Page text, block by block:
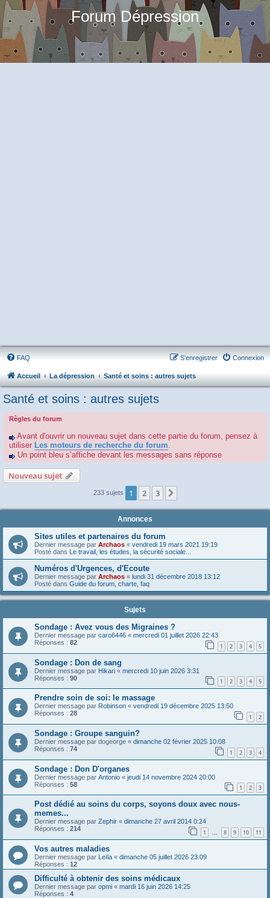
Forum Dépression
FAQ Connexion
S’enregistrer
Accueil La dépression Santé et soins : autres sujets
Santé et soins : autres sujets
Règles du forum
Avant d'ouvrir un nouveau sujet dans cette partie du forum, pensez à
utiliser Les moteurs de recherche du forum.
Un point bleu s’affiche devant les messages sans réponse
Nouveau sujet
233 sujets 1 2 3
Annonces
Sites utiles et partenaires du forum
Dernier message par Archaos « vendredi 19 mars 2021 19:19
Posté dans Le travail, les études, la sécurité sociale...
Numéros d'Urgences, d'Ecoute
Dernier message par Archaos « lundi 31 décembre 2018 13:12
Posté dans Guide du forum, charte, faq
Sujets
Sondage : Avez vous des Migraines ?
Dernier message par caro6446 « mercredi 01 juillet 2026 22:43
Réponses : 82 1 2 3 4 5
Sondage : Don de sang
Dernier message par Hikari « mercredi 10 juin 2026 3:31
Réponses : 90 1 2 3 4 5
Prendre soin de soi: le massage
Dernier message par Robinson « vendredi 19 décembre 2025 13:50
Réponses : 28 1 2
Sondage : Groupe sanguin?
Dernier message par dogeorge « dimanche 02 février 2025 10:08
Réponses : 74 1 2 3 4
Sondage : Don D'organes
Dernier message par Antonio « jeudi 14 novembre 2024 20:00
Réponses : 58 1 2 3
Post dédié au soins du corps, soyons doux avec nous-
memes...
Dernier message par Zephir « dimanche 27 avril 2014 0:24
Réponses : 214 1 … 8 9 10 11
Vos autres maladies
Dernier message par Leïla « dimanche 05 juillet 2026 23:09
Réponses : 12
Difficulté à obtenir des soins médicaux
Dernier message par opmi « mardi 16 juin 2026 14:25
Réponses : 4